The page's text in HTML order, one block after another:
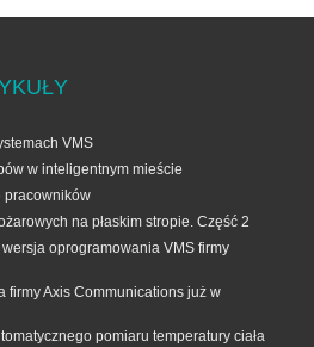
VMS
w inteligentnym mieście
pracowników
na płaskim stropie. Część 2
oprogramowania VMS firmy
firmy Axis Communications już w
pomiaru temperatury ciała